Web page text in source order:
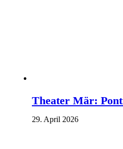
Theater Mär:
29. April 2026